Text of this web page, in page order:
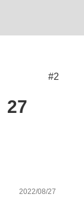
#2
27
2022/08/27